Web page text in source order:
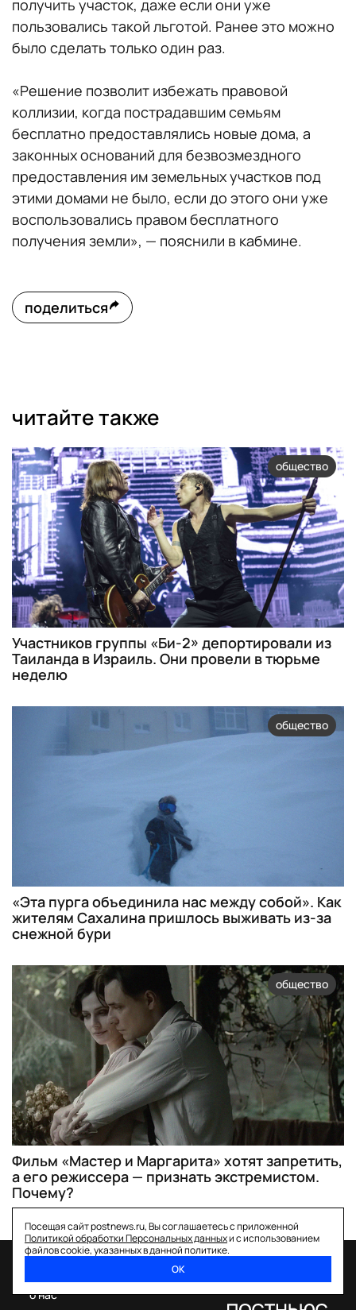
получить участок, даже если они уже
пользовались такой льготой. Ранее это можно
было сделать только один раз.
«Решение позволит избежать правовой
коллизии, когда пострадавшим семьям
бесплатно предоставлялись новые дома, а
законных оснований для безвозмездного
предоставления им земельных участков под
этими домами не было, если до этого они уже
воспользовались правом бесплатного
получения земли», — пояснили в кабмине.
поделиться
читайте также
общество
Участников группы «Би-2» депортировали из
Таиланда в Израиль. Они провели в тюрьме
неделю
общество
«Эта пурга объединила нас между собой». Как
жителям Сахалина пришлось выживать из-за
снежной бури
общество
Фильм «Мастер и Маргарита» хотят запретить,
а его режиссера — признать экстремистом.
Почему?
Посещая сайт postnews.ru, Вы соглашаетесь с приложенной
Политикой обработки Персональных данныхи с использованием
файлов cookie, указанных в данной политике.
ОК
о нас